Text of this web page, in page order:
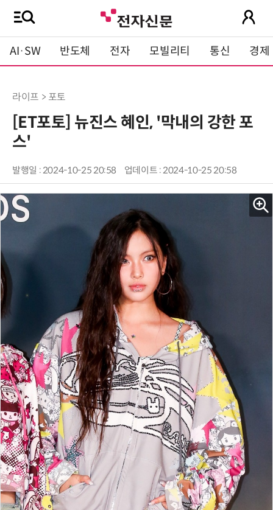
AI·SW 반도체 전자 모빌리티 통신 경제
라이프 > 포토
[ET포토] 뉴진스 혜인, '막내의 강한 포
스'
발행일 : 2024-10-25 20:58 업데이트 : 2024-10-25 20:58